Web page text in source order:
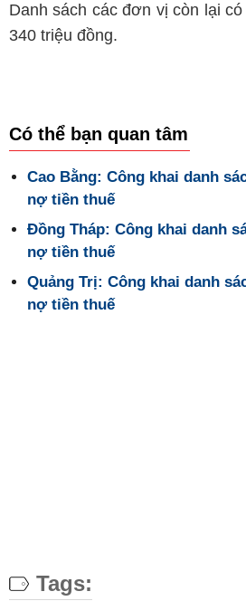
Danh sách các đơn vị còn lại
340 triệu đồng.
Có thể bạn quan tâm
Cao Bằng: Công khai danh
nợ tiền thuế
Đồng Tháp: Công khai danh
nợ tiền thuế
Quảng Trị: Công khai danh
nợ tiền thuế
Tags: